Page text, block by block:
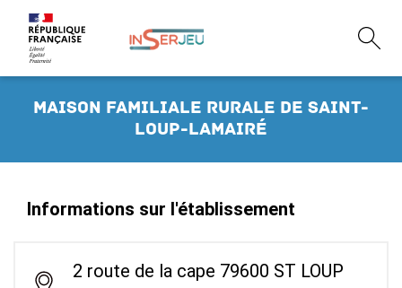
Maison Familiale Rurale de Saint-
Loup-Lamairé
Informations sur l'établissement
2 route de la cape 79600 ST LOUP